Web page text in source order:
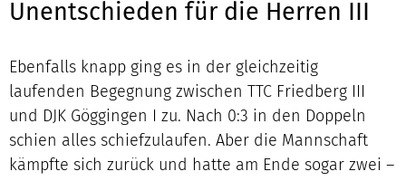
Unentschieden für die Herren III
Ebenfalls knapp ging es in der gleichzeitig
laufenden Begegnung zwischen TTC Friedberg III
und DJK Göggingen I zu. Nach 0:3 in den Doppeln
schien alles schiefzulaufen. Aber die Mannschaft
kämpfte sich zurück und hatte am Ende sogar zwei –